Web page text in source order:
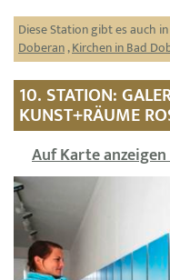
Diese Station gibt es auch
Doberan,Kirchen in Bad
10. STATION:
KUNST+RÄUME
Auf Karte anzeigen